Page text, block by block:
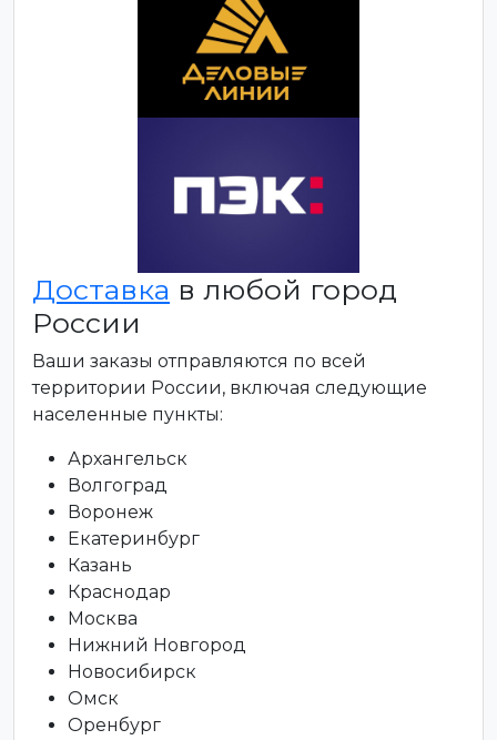
Доставка в любой город
России
Ваши заказы отправляются по всей
территории России, включая следующие
населенные пункты:
Архангельск
Волгоград
Воронеж
Екатеринбург
Казань
Краснодар
Москва
Нижний Новгород
Новосибирск
Омск
Оренбург